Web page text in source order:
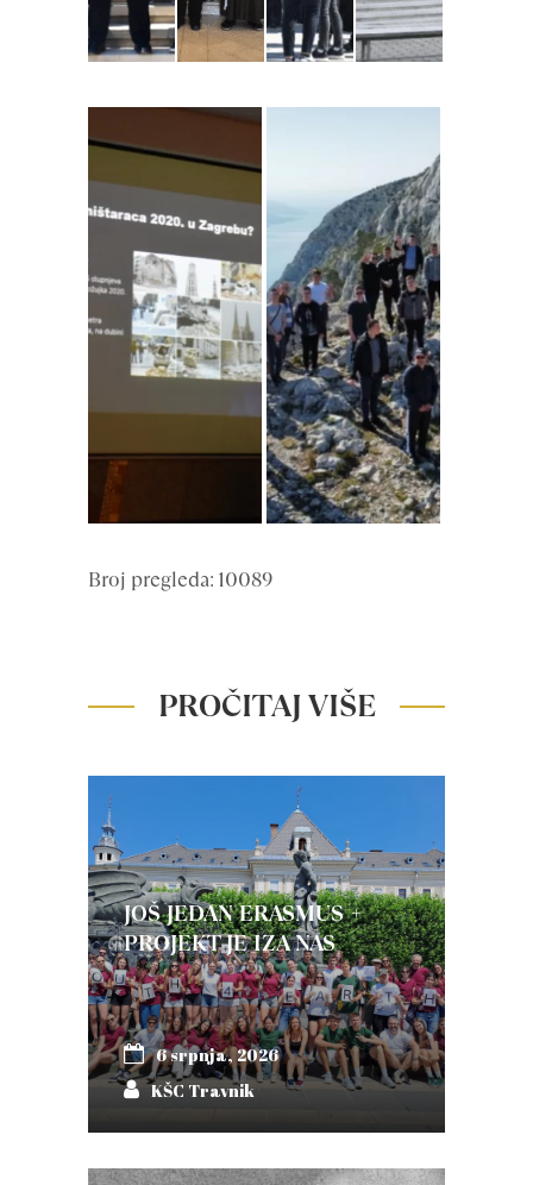
Broj pregleda: 10089
PROČITAJ VIŠE
JOŠ JEDAN ERASMUS +
PROJEKT JE IZA NAS
6 srpnja, 2026
KŠC Travnik